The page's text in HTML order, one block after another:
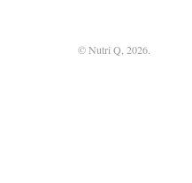
© Nutri Q, 2026.